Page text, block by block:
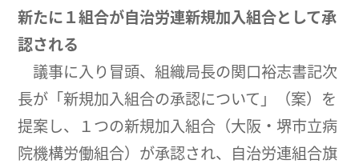
新たに１組合が自治労連新規加入組合として承
認される
議事に入り冒頭、組織局長の関口裕志書記次
長が「新規加入組合の承認について」（案）を
提案し、１つの新規加入組合（大阪・堺市立病
院機構労働組合）が承認され、自治労連組合旗